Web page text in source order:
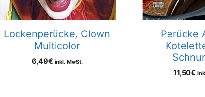
Lockenperücke, Clown
Multicolor
6,49€ inkl. MwSt.
Perücke
11,50€